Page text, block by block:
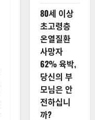
80세 이상
초고령층
온열질환
사망자
62% 육박,
당신의 부
모님은 안
전하십니
까?